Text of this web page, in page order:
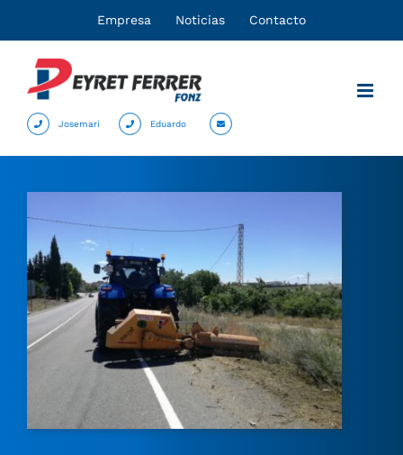
al
contenido
Empresa Noticias Contacto
Josemari Eduardo